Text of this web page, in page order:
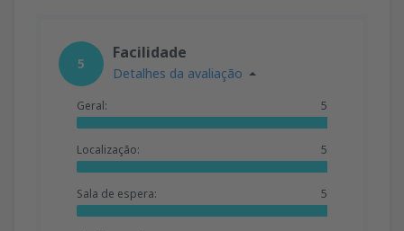
5
Facilidade
Detalhes da avaliação
Geral: 5
Localização: 5
Sala de espera: 5